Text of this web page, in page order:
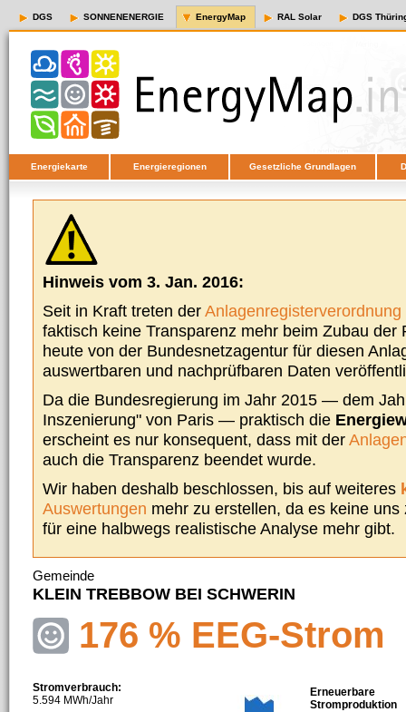
DGS SONNENENERGIE EnergyMap RAL Solar DGS
Energiekarte Energieregionen Gesetzliche Grundlagen
Hinweis vom 3. Jan. 2016:
Seit in Kraft treten derAnlagenregisterverordnung
faktisch keine Transparenz mehr beim Zubau der
heute von der Bundesnetzagentur für diesen
auswertbaren und nachprüfbaren Daten
Da die Bundesregierung im Jahr 2015 — dem
Inszenierung" von Paris — praktisch die
erscheint es nur konsequent, dass mit der
auch die Transparenz beendet wurde.
Wir haben deshalb beschlossen, bis auf weiteres
Auswertungen mehr zu erstellen, da es keine
für eine halbwegs realistische Analyse mehr gibt.
Gemeinde
KLEIN TREBBOW BEI SCHWERIN
176 % EEG-Strom
Stromverbrauch:
5.594 MWh/Jahr
Erneuerbare
Stromproduktion